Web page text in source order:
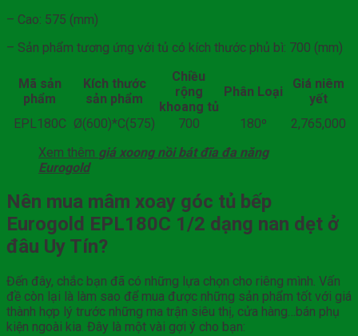
– Cao: 575 (mm)
– Sản phẩm tương ứng với tủ có kích thước phủ bì: 700 (mm)
Mã sản
phẩm
Kích thước
sản phẩm
Chiều
rộng
khoang tủ
Phân Loại
Giá niêm
yết
EPL180C Ø(600)*C(575) 700 180º
2,765,000
Xem thêm giá xoong nồi bát đĩa đa năng
Eurogold
Nên mua mâm xoay góc tủ bếp
Eurogold EPL180C 1/2 dạng nan dẹt ở
đâu Uy Tín?
Đến đây, chắc bạn đã có những lựa chọn cho riêng mình. Vấn
đề còn lại là làm sao để mua được những sản phẩm tốt với giá
thành hợp lý trước những ma trận siêu thị, cửa hàng…bán phụ
kiện ngoài kia. Đây là một vài gợi ý cho bạn: